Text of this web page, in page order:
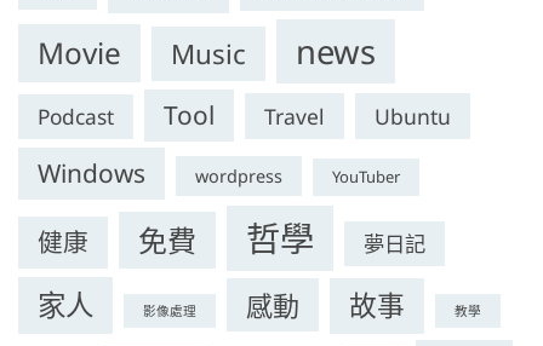
Movie Music news
Podcast Tool Travel Ubuntu
Windows wordpress YouTuber
健康 免費 哲學 夢日記
家人 影像處理 感動 故事 教學